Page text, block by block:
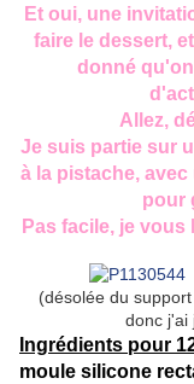
Et oui, une
faire le dessert,
donné
Allez,
Je suis partie sur
à la pistache,
pour
Pas facile, je
(désolée du
donc j'ai
Ingrédients pour
moule silicone